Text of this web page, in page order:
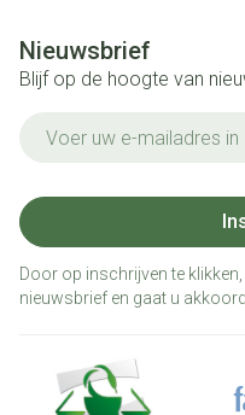
Nieuwsbrief
Blijf op de hoogte van
Door op inschrijven te
nieuwsbrief en gaat u